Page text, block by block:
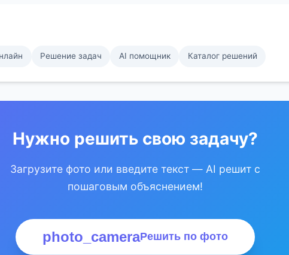
Решение задач AI помощник Каталог решений
Нужно решить свою задачу?
Загрузите фото или введите текст — AI решит с
пошаговым объяснением!
photo_cameraРешить по фото